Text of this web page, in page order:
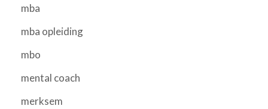
mba
mba opleiding
mbo
mental coach
merksem